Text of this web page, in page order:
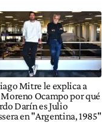
Mitre le explica a
Ocampo por qué
Darín es Julio
en "Argentina, 1985"